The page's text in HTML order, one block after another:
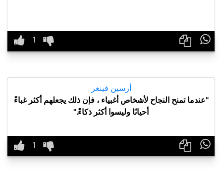

أرسين فينغر
"عندما تمنح النجاح لأشخاص أغبياء ، فإن ذلك يجعلهم أكثر غباءً
أحيانًا وليسوا أكثر ذكاءً."
